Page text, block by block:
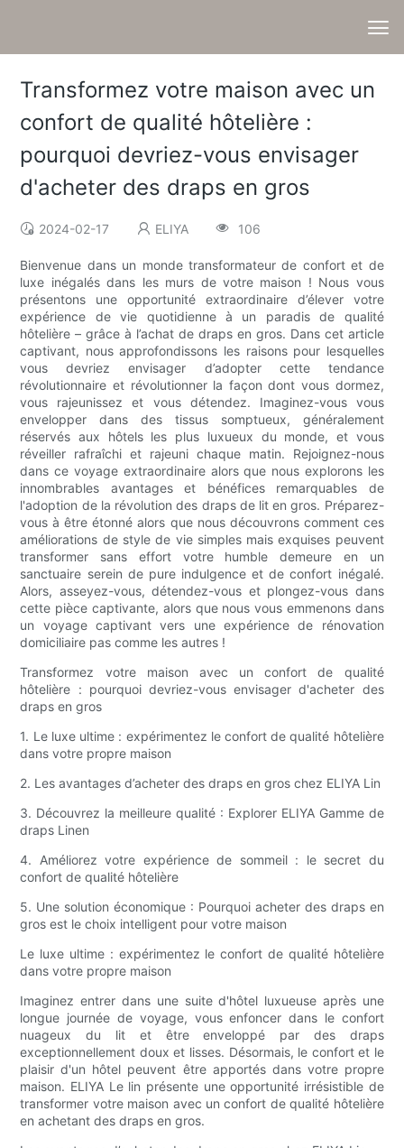
Transformez votre maison avec un
confort de qualité hôtelière :
pourquoi devriez-vous envisager
d'acheter des draps en gros
2024-02-17 ELIYA 106
Bienvenue dans un monde transformateur de confort et de
luxe inégalés dans les murs de votre maison ! Nous vous
présentons une opportunité extraordinaire d’élever votre
expérience de vie quotidienne à un paradis de qualité
hôtelière – grâce à l’achat de draps en gros. Dans cet article
captivant, nous approfondissons les raisons pour lesquelles
vous devriez envisager d’adopter cette tendance
révolutionnaire et révolutionner la façon dont vous dormez,
vous rajeunissez et vous détendez. Imaginez-vous vous
envelopper dans des tissus somptueux, généralement
réservés aux hôtels les plus luxueux du monde, et vous
réveiller rafraîchi et rajeuni chaque matin. Rejoignez-nous
dans ce voyage extraordinaire alors que nous explorons les
innombrables avantages et bénéfices remarquables de
l'adoption de la révolution des draps de lit en gros. Préparez-
vous à être étonné alors que nous découvrons comment ces
améliorations de style de vie simples mais exquises peuvent
transformer sans effort votre humble demeure en un
sanctuaire serein de pure indulgence et de confort inégalé.
Alors, asseyez-vous, détendez-vous et plongez-vous dans
cette pièce captivante, alors que nous vous emmenons dans
un voyage captivant vers une expérience de rénovation
domiciliaire pas comme les autres !
Transformez votre maison avec un confort de qualité
hôtelière : pourquoi devriez-vous envisager d'acheter des
draps en gros
1. Le luxe ultime : expérimentez le confort de qualité hôtelière
dans votre propre maison
2. Les avantages d’acheter des draps en gros chez ELIYA Lin
3. Découvrez la meilleure qualité : Explorer ELIYA Gamme de
draps Linen
4. Améliorez votre expérience de sommeil : le secret du
confort de qualité hôtelière
5. Une solution économique : Pourquoi acheter des draps en
gros est le choix intelligent pour votre maison
Le luxe ultime : expérimentez le confort de qualité hôtelière
dans votre propre maison
Imaginez entrer dans une suite d'hôtel luxueuse après une
longue journée de voyage, vous enfoncer dans le confort
nuageux du lit et être enveloppé par des draps
exceptionnellement doux et lisses. Désormais, le confort et le
plaisir d'un hôtel peuvent être apportés dans votre propre
maison. ELIYA Le lin présente une opportunité irrésistible de
transformer votre maison avec un confort de qualité hôtelière
en achetant des draps en gros.